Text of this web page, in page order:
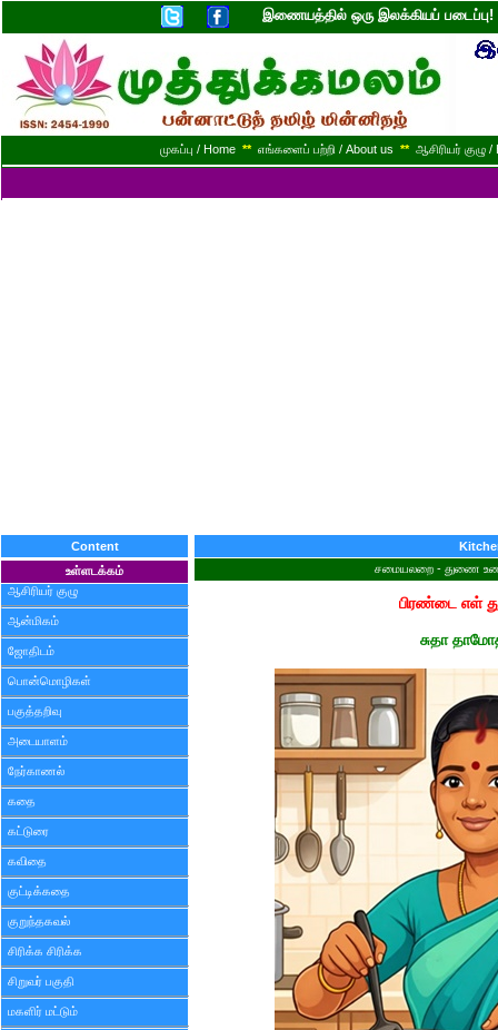
இணையத்தில் ஒரு இலக்கியப்
முகப்பு / Home ** எங்களைப் பற்றி / About us ** ஆசிரியர் குழு
Content
உள்ளடக்கம்
ஆசிரியர் குழு
ஆன்மிகம்
ஜோதிடம்
பொன்மொழிகள்
பகுத்தறிவு
அடையாளம்
நேர்காணல்
கதை
கட்டுரை
கவிதை
குட்டிக்கதை
குறுந்தகவல்
சிரிக்க சிரிக்க
சிறுவர் பகுதி
மகளிர் மட்டும்
சமையலறை - துணை
பிரண்டை எள்
சுதா